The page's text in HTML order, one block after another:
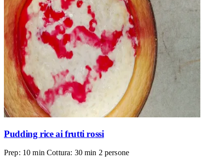
Pudding rice ai frutti rossi
Prep: 10 min Cottura: 30 min 2 persone